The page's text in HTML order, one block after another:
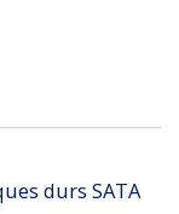
durs SATA